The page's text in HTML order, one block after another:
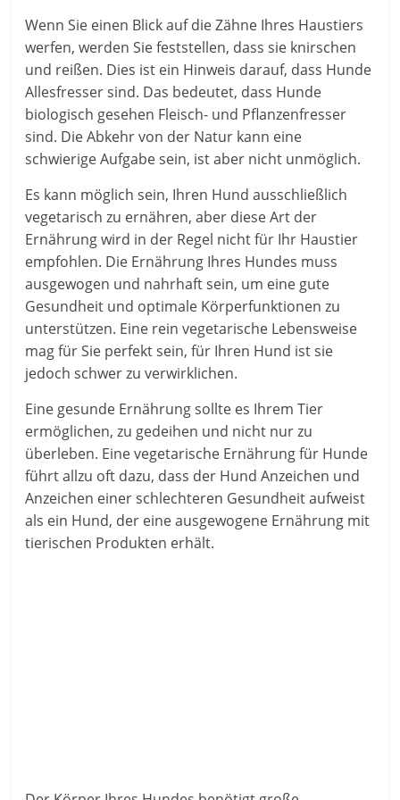
Wenn Sie einen Blick auf die Zähne Ihres Haustiers
werfen, werden Sie feststellen, dass sie knirschen
und reißen. Dies ist ein Hinweis darauf, dass Hunde
Allesfresser sind. Das bedeutet, dass Hunde
biologisch gesehen Fleisch- und Pflanzenfresser
sind. Die Abkehr von der Natur kann eine
schwierige Aufgabe sein, ist aber nicht unmöglich.
Es kann möglich sein, Ihren Hund ausschließlich
vegetarisch zu ernähren, aber diese Art der
Ernährung wird in der Regel nicht für Ihr Haustier
empfohlen. Die Ernährung Ihres Hundes muss
ausgewogen und nahrhaft sein, um eine gute
Gesundheit und optimale Körperfunktionen zu
unterstützen. Eine rein vegetarische Lebensweise
mag für Sie perfekt sein, für Ihren Hund ist sie
jedoch schwer zu verwirklichen.
Eine gesunde Ernährung sollte es Ihrem Tier
ermöglichen, zu gedeihen und nicht nur zu
überleben. Eine vegetarische Ernährung für Hunde
führt allzu oft dazu, dass der Hund Anzeichen und
Anzeichen einer schlechteren Gesundheit aufweist
als ein Hund, der eine ausgewogene Ernährung mit
tierischen Produkten erhält.